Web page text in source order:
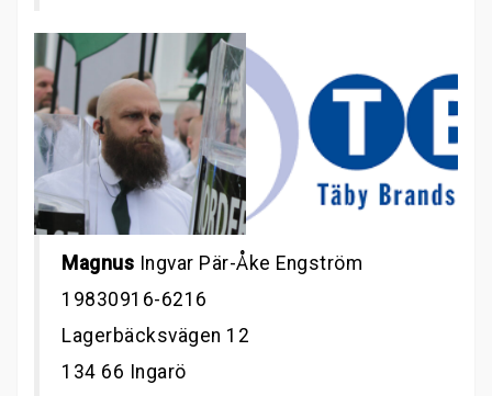
Magnus Ingvar Pär-Åke Engström
19830916-6216
Lagerbäcksvägen 12
134 66 Ingarö